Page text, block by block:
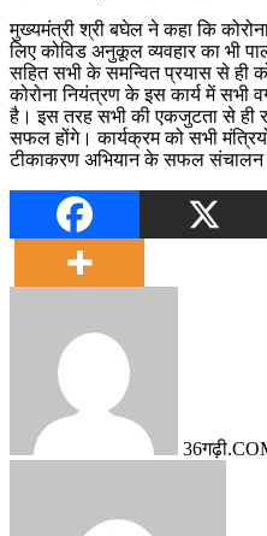
मुख्यमंत्री श्री बघेल ने कहा कि
लिए कोविड अनुकूल व्यवहार का भी
सहित सभी के समन्वित प्रयास से ही
कोरोना नियंत्रण के इस कार्य में सभी
है। इस तरह सभी की एकजुटता से ही
सफल होंगे। कार्यक्रम को सभी
टीकाकरण अभियान के सफल संचालन